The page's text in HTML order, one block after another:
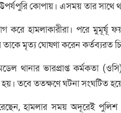
কোপায়। এসময় তার সাথে
করে হামলাকারীরা। পরে মুমূর্ষূ
তাকে মৃত্য ঘোষণা করেন কর্তব্যরত
থানার ভারপ্রাপ্ত কর্মকতা
হয়। তবে ততক্ষণে ঘটনা সংঘটিত
হামলার সময় অদূরেই পুলিশ